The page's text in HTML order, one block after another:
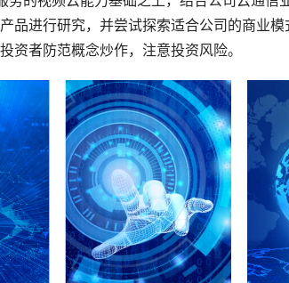
品进行研究，并尝试探索适合公司的商业
资者防范概念炒作，注意投资风险。